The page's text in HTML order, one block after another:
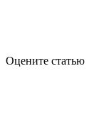
Оцените статью